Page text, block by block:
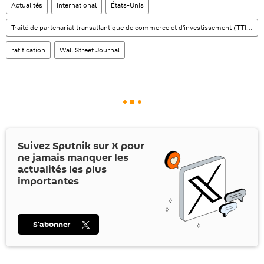
Actualités International États-Unis
Traité de partenariat transatlantique de commerce et d'investissement (TTIP)
ratification Wall Street Journal
Suivez Sputnik surX pour
ne jamais manquer les
actualités les plus
importantes
S’abonner